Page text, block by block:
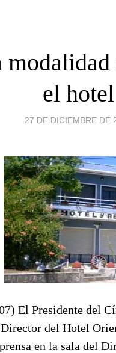
el
27 DE DICIEMBRE DE
El Presidente del
del Hotel
en la sala del